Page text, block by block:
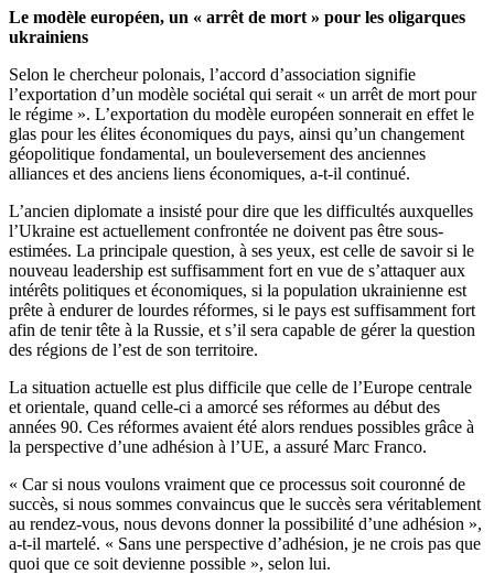
Le modèle européen, un « arrêt de mort » pour les oligarques
ukrainiens
Selon le chercheur polonais, l’accord d’association signifie
l’exportation d’un modèle sociétal qui serait « un arrêt de mort pour
le régime ». L’exportation du modèle européen sonnerait en effet le
glas pour les élites économiques du pays, ainsi qu’un changement
géopolitique fondamental, un bouleversement des anciennes
alliances et des anciens liens économiques, a-t-il continué.
L’ancien diplomate a insisté pour dire que les difficultés auxquelles
l’Ukraine est actuellement confrontée ne doivent pas être sous-
estimées. La principale question, à ses yeux, est celle de savoir si le
nouveau leadership est suffisamment fort en vue de s’attaquer aux
intérêts politiques et économiques, si la population ukrainienne est
prête à endurer de lourdes réformes, si le pays est suffisamment fort
afin de tenir tête à la Russie, et s’il sera capable de gérer la question
des régions de l’est de son territoire.
La situation actuelle est plus difficile que celle de l’Europe centrale
et orientale, quand celle-ci a amorcé ses réformes au début des
années 90. Ces réformes avaient été alors rendues possibles grâce à
la perspective d’une adhésion à l’UE, a assuré Marc Franco.
« Car si nous voulons vraiment que ce processus soit couronné de
succès, si nous sommes convaincus que le succès sera véritablement
au rendez-vous, nous devons donner la possibilité d’une adhésion »,
a-t-il martelé. « Sans une perspective d’adhésion, je ne crois pas que
quoi que ce soit devienne possible », selon lui.